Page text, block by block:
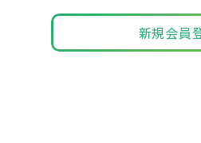
新規会員